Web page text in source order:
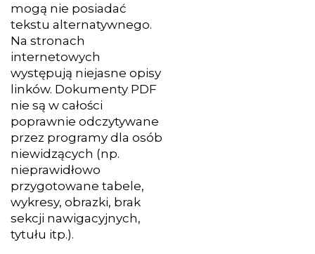
mogą nie posiadać
tekstu alternatywnego.
Na stronach
internetowych
występują niejasne opisy
linków. Dokumenty PDF
nie są w całości
poprawnie odczytywane
przez programy dla osób
niewidzących (np.
nieprawidłowo
przygotowane tabele,
wykresy, obrazki, brak
sekcji nawigacyjnych,
tytułu itp.).